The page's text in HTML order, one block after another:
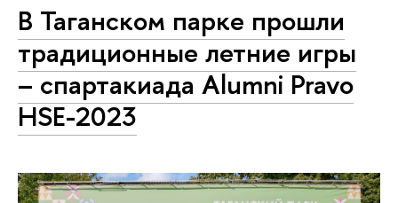
В Таганском парке прошли
традиционные летние игры
– спартакиада Alumni Pravo
HSE-2023